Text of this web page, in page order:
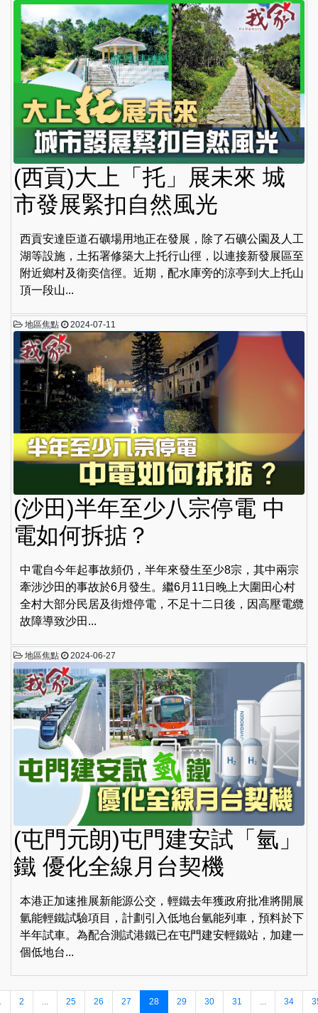
(西貢)大上「托」展未來 城
市發展緊扣自然風光
西貢安達臣道石礦場用地正在發展，除了石礦公園及人工
湖等設施，土拓署修築大上托行山徑，以連接新發展區至
附近鄉村及衛奕信徑。近期，配水庫旁的涼亭到大上托山
頂一段山...
地區焦點 2024-07-11
(沙田)半年至少八宗停電 中
電如何拆掂？
中電自今年起事故頻仍，半年來發生至少8宗，其中兩宗
牽涉沙田的事故於6月發生。繼6月11日晚上大圍田心村
全村大部分民居及街燈停電，不足十二日後，因高壓電纜
故障導致沙田...
地區焦點 2024-06-27
(屯門元朗)屯門建安試「氫」
鐵 優化全線月台契機
本港正加速推展新能源公交，輕鐵去年獲政府批准將開展
氫能輕鐵試驗項目，計劃引入低地台氫能列車，預料於下
半年試車。為配合測試港鐵已在屯門建安輕鐵站，加建一
個低地台...
2 25 26 27 28 29 30 31 34